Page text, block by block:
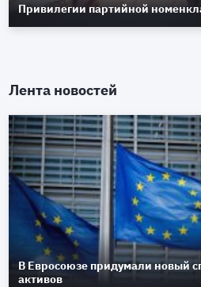
Привилегии партийной
Лента новостей
В Евросоюзе придумали новый
активов